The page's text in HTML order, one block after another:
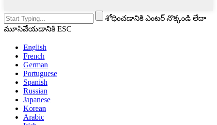
శోధించడానికి ఎంటర్ నొక్కండి లేదా
మూసివేయడానికి ESC
English
French
German
Portuguese
Spanish
Russian
Japanese
Korean
Arabic